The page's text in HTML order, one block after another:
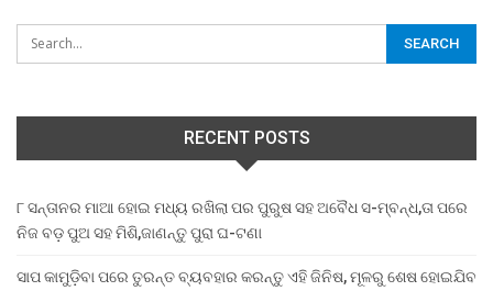
RECENT POSTS
୮ ସନ୍ତାନର ମାଆ ହୋଇ ମଧ୍ୟ ରଖିଲା ପର ପୁରୁଷ ସହ ଅବୈଧ ସ-ମ୍ବନ୍ଧ,ତା ପରେ
ନିଜ ବଡ଼ ପୁଅ ସହ ମିଶି,ଜାଣନ୍ତୁ ପୁରା ଘ-ଟଣା
ସାପ କାମୁଡ଼ିବା ପରେ ତୁରନ୍ତ ବ୍ୟବହାର କରନ୍ତୁ ଏହି ଜିନିଷ, ମୂଳରୁ ଶେଷ ହୋଇଯିବ